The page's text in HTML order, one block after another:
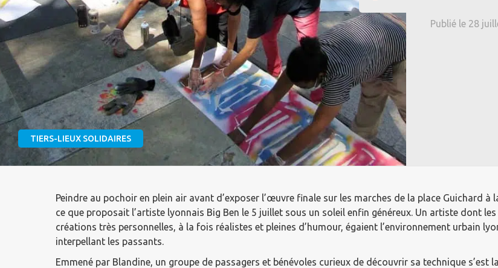
TIERS-LIEUX SOLIDAIRES
Publié le 28
Peindre au pochoir en plein air avant d’exposer l’œuvre finale sur les marches de la place Guichard à
ce que proposait l’artiste lyonnais Big Ben le 5 juillet sous un soleil enfin généreux. Un artiste dont
créations très personnelles, à la fois réalistes et pleines d’humour, égaient l’environnement urbain
interpellant les passants.
Emmené par Blandine, un groupe de passagers et bénévoles curieux de découvrir sa technique s’est